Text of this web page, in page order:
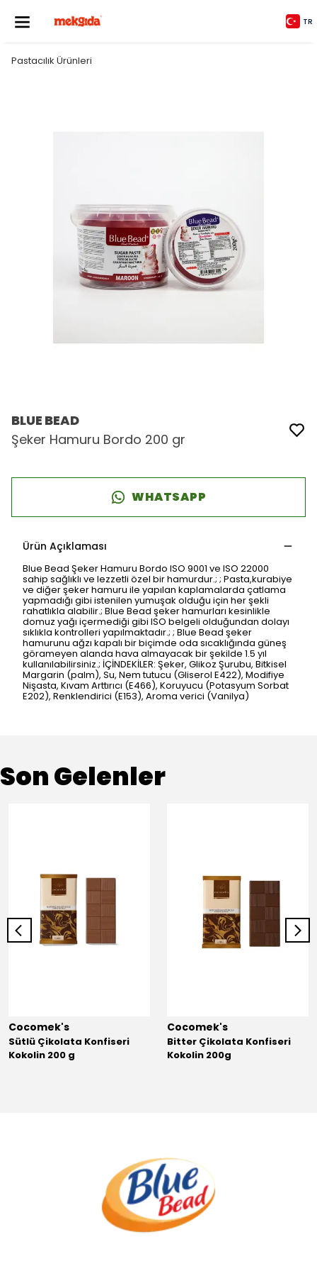
TR
Pastacılık Ürünleri
BLUE BEAD
Şeker Hamuru Bordo 200 gr
WHATSAPP
Ürün Açıklaması
Blue Bead Şeker Hamuru Bordo ISO 9001 ve ISO 22000
sahip sağlıklı ve lezzetli özel bir hamurdur.; ; Pasta,kurabiye
ve diğer şeker hamuru ile yapılan kaplamalarda çatlama
yapmadığı gibi istenilen yumuşak olduğu için her şekli
rahatlıkla alabilir.; Blue Bead şeker hamurları kesinlikle
domuz yağı içermediği gibi ISO belgeli olduğundan dolayı
sıklıkla kontrolleri yapılmaktadır.; ; Blue Bead şeker
hamurunu ağzı kapalı bir biçimde oda sıcaklığında güneş
görameyen alanda hava almayacak bir şekilde 1.5 yıl
kullanılabilirsiniz.; İÇİNDEKİLER: Şeker, Glikoz Şurubu, Bitkisel
Margarin (palm), Su, Nem tutucu (Gliserol E422), Modifiye
Nişasta, Kıvam Arttırıcı (E466), Koruyucu (Potasyum Sorbat
E202), Renklendirici (E153), Aroma verici (Vanilya)
Son Gelenler
Cocomek's
Sütlü Çikolata Konfiseri
Kokolin 200 g
Cocomek's
Bitter Çikolata Konfiseri
Kokolin 200g